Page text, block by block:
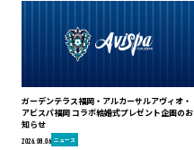
ガーデンテラス福岡・アルカーサルアヴィオ・
アビスパ福岡 コラボ結婚式プレゼント企画のお
知らせ
2026.08.06 ニュース